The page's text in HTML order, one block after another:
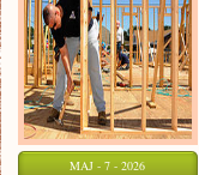
MAJ - 7 - 2026